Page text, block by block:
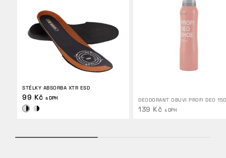
STÉLKY ABSORBA XTR ESD
99 Kč s DPH DEODORANT OBUVI PROFI DEO
139 Kč s DPH